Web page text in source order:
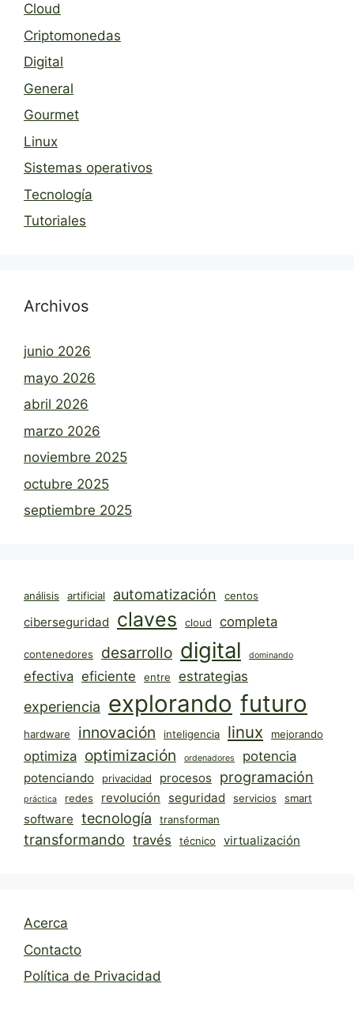
Cloud
Criptomonedas
Digital
General
Gourmet
Linux
Sistemas operativos
Tecnología
Tutoriales
Archivos
junio 2026
mayo 2026
abril 2026
marzo 2026
noviembre 2025
octubre 2025
septiembre 2025
análisis artificial automatización centos
ciberseguridad claves cloud completa
contenedores desarrollo digital dominando
efectiva eficiente entre estrategias
experiencia explorando futuro
hardware innovación inteligencia linux mejorando
optimiza optimización ordenadores potencia
potenciando privacidad procesos programación
práctica redes revolución seguridad servicios smart
software tecnología transforman
transformando través técnico virtualización
Acerca
Contacto
Política de Privacidad